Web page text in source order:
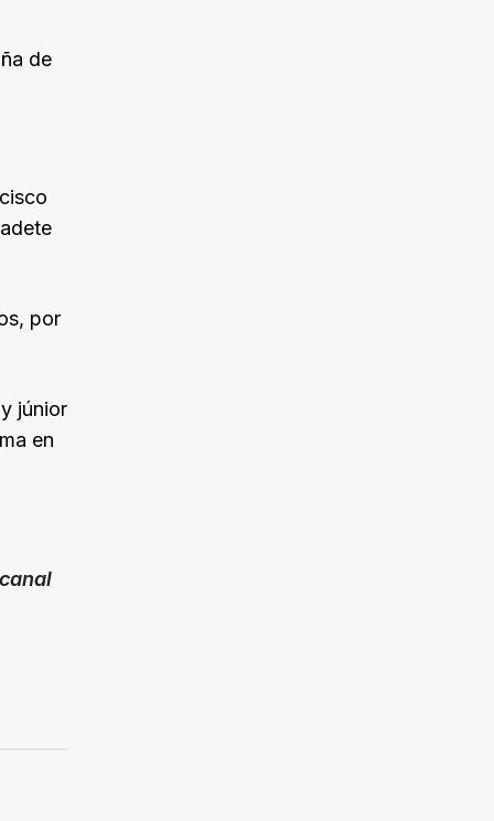
de
por
júnior
en
canal